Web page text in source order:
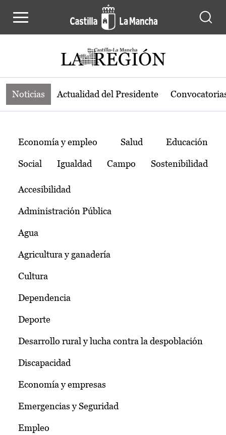
Noticias de la región de Castilla-La
Noticias Actualidad del Presidente
Temas
Economía y empleo Salud Educación
Social Igualdad Campo Sostenibilidad
Accesibilidad
Administración Pública
Agua
Agricultura y ganadería
Cultura
Dependencia
Deporte
Desarrollo rural y lucha contra la despoblación
Discapacidad
Economía y empresas
Emergencias y Seguridad
Empleo